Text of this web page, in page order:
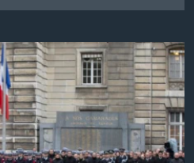
TRỘM HẢI SÂM